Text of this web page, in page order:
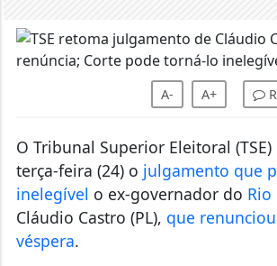
A- A+
O Tribunal Superior Eleitoral
terça-feira (24) o julgamento que
inelegível o ex-governador do Rio
Cláudio Castro (PL), que
véspera.